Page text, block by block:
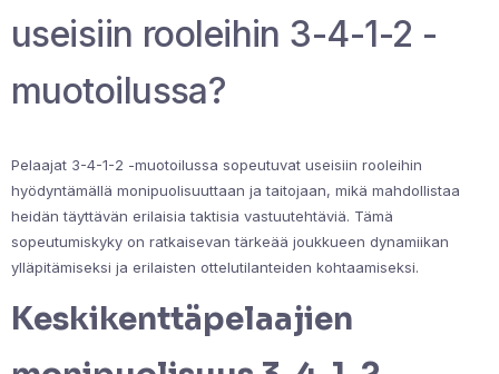
useisiin rooleihin 3-4-1-2 -
muotoilussa?
Pelaajat 3-4-1-2 -muotoilussa sopeutuvat useisiin rooleihin
hyödyntämällä monipuolisuuttaan ja taitojaan, mikä mahdollistaa
heidän täyttävän erilaisia taktisia vastuutehtäviä. Tämä
sopeutumiskyky on ratkaisevan tärkeää joukkueen dynamiikan
ylläpitämiseksi ja erilaisten ottelutilanteiden kohtaamiseksi.
Keskikenttäpelaajien